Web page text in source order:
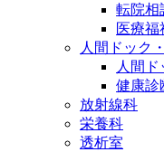
転院相
医療福
人間ドック
人間ド
健康診
放射線科
栄養科
透析室